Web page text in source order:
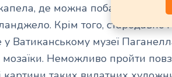
де можна побачити
Крім того, стародавнє
у Ватиканському музеї
мозаїки. Неможливо пройти